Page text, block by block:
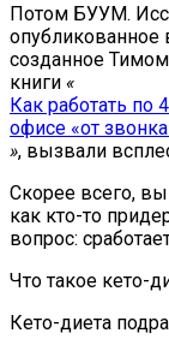
Потом БУУМ.
опубликованное
созданное
книги «
Как работать по
офисе «от
», вызвали
Скорее всего,
как кто-то
вопрос:
Что такое кето-
Кето-диета